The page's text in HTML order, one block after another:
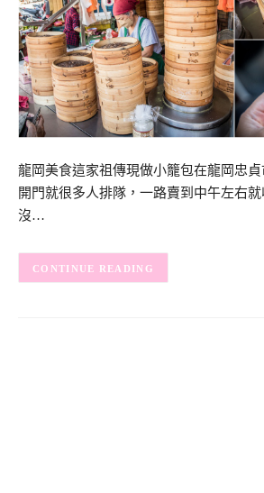
龍岡美食這家祖傳現做小籠包在龍岡忠
開門就很多人排隊，一路賣到中午左右
沒…
CONTINUE READING